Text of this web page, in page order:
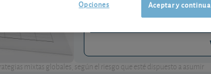
mixtas globales, según el riesgo que esté dispuesto a asumir
ES0162741005 Aceptar y
Opciones